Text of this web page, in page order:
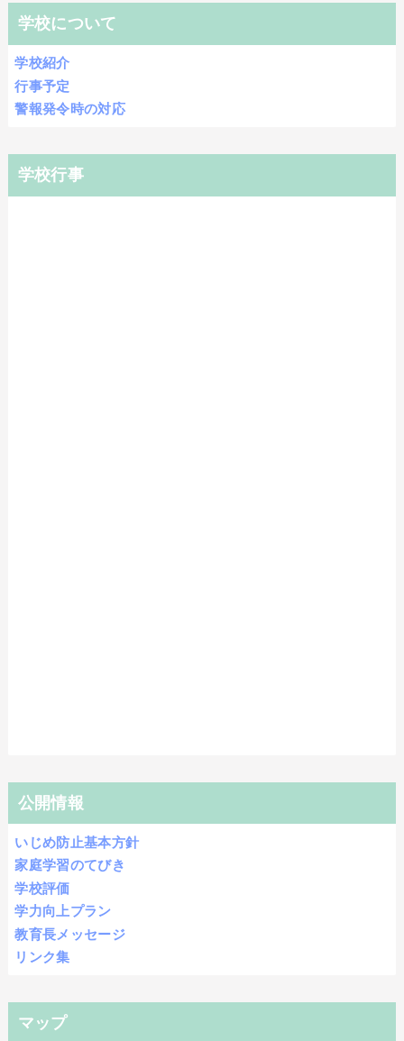
学校について
学校紹介
行事予定
警報発令時の対応
学校行事
公開情報
いじめ防止基本方針
家庭学習のてびき
学校評価
学力向上プラン
教育長メッセージ
リンク集
マップ